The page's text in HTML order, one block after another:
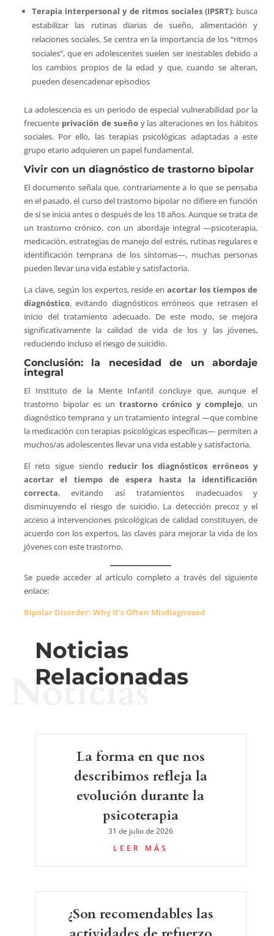
Terapia interpersonal y de ritmos sociales (IPSRT): busca
estabilizar las rutinas diarias de sueño, alimentación y
relaciones sociales. Se centra en la importancia de los “ritmos
sociales”, que en adolescentes suelen ser inestables debido a
los cambios propios de la edad y que, cuando se alteran,
pueden desencadenar episodios
La adolescencia es un periodo de especial vulnerabilidad por la
frecuente privación de sueñoy las alteraciones en los hábitos
sociales. Por ello, las terapias psicológicas adaptadas a este
grupo etario adquieren un papel fundamental.
Vivir con un diagnóstico de trastorno bipolar
El documento señala que, contrariamente a lo que se pensaba
en el pasado, el curso del trastorno bipolar no difiere en función
de si se inicia antes o después de los 18 años. Aunque se trata de
un trastorno crónico, con un abordaje integral —psicoterapia,
medicación, estrategias de manejo del estrés, rutinas regulares e
identificación temprana de los síntomas—, muchas personas
pueden llevar una vida estable y satisfactoria.
La clave, según los expertos, reside enacortar los tiempos de
diagnóstico, evitando diagnósticos erróneos que retrasen el
inicio del tratamiento adecuado. De este modo, se mejora
significativamente la calidad de vida de los y las jóvenes,
reduciendo incluso el riesgo de suicidio.
Conclusión: la necesidad de un abordaje
integral
El Instituto de la Mente Infantil concluye que, aunque el
trastorno bipolar es un trastorno crónico y complejo, un
diagnóstico temprano y un tratamiento integral —que combine
la medicación con terapias psicológicas específicas— permiten a
muchos/as adolescentes llevar una vida estable y satisfactoria.
El reto sigue siendo reducir los diagnósticos erróneos y
acortar el tiempo de espera hasta la identificación
correcta, evitando así tratamientos inadecuados y
disminuyendo el riesgo de suicidio. La detección precoz y el
acceso a intervenciones psicológicas de calidad constituyen, de
acuerdo con los expertos, las claves para mejorar la vida de los
jóvenes con este trastorno.
Se puede acceder al artículo completo a través del siguiente
enlace:
Bipolar Disorder: Why It’s Often Misdiagnosed
Noticias
Relacionadas
Noticias
La forma en que nos
describimos refleja la
evolución durante la
psicoterapia
31 de julio de 2026
LEER MÁS
¿Son recomendables las